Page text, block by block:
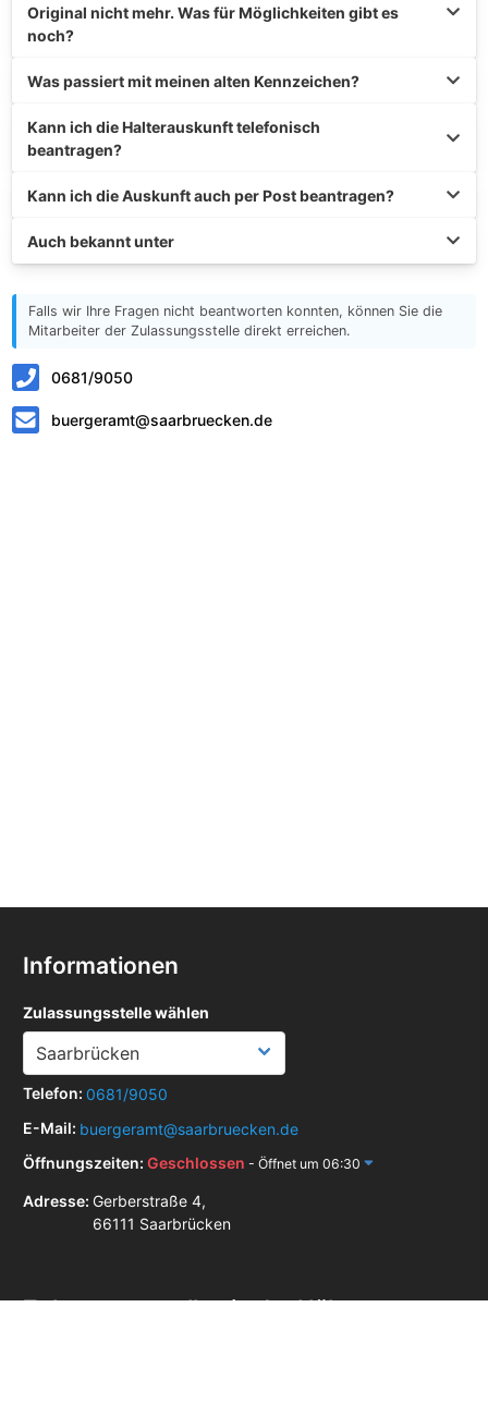
Original nicht mehr. Was für Möglichkeiten gibt es
noch?
Was passiert mit meinen alten Kennzeichen?
Kann ich die Halterauskunft telefonisch
beantragen?
Kann ich die Auskunft auch per Post beantragen?
Auch bekannt unter
Falls wir Ihre Fragen nicht beantworten konnten, können Sie die
Mitarbeiter der Zulassungsstelle direkt erreichen.
0681/9050
buergeramt@saarbruecken.de
Informationen
Zulassungsstelle wählen
Telefon: 0681/9050
E-Mail: buergeramt@saarbruecken.de
Öffnungszeiten: Geschlossen - Öffnet um 06:30
Adresse: Gerberstraße 4,
66111 Saarbrücken
Zulassungsstellen in der Nähe